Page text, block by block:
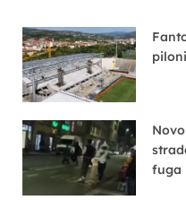
piloni
fuga